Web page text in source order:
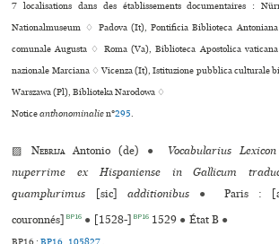
7 localisations dans des établissements documentaires :
Nationalmuseum ♢ Padova (It), Pontificia Biblioteca
comu­nale Augusta ♢ Roma (Va), Biblioteca Apostolica
nazio­nale Marciana ♢ Vicenza (It), Istituzione pub­blica cultu­rale
Warszawa (Pl), Biblioteka Narodowa ♢
Noticeanthonominalien°295.
▨NebrijaAntonio (de) ●
Vocabularius
nuperrime ex Hispaniense in Gallicum
quamplurimus [sic] additionibus ●
Paris :
couronnés]
BP16 ● [1528-] BP16 1529 ● État B ●